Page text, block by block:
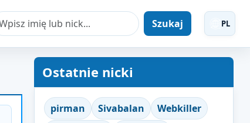
Szukaj PL
Ostatnie nicki
pirman Sivabalan
Webkiller